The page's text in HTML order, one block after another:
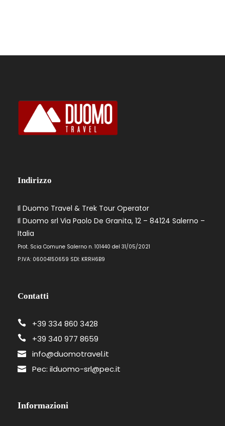
Indirizzo
Il Duomo Travel & Trek Tour Operator
Il Duomo srl Via Paolo De Granita, 12 – 84124 Salerno –
Italia
Prot. Scia Comune Salerno n. 101440 del 31/05/2021
P.IVA: 06004150659 SDI: KRRH6B9
Contatti
+39 334 860 3428
+39 340 977 8659
info@duomotravel.it
Pec: ilduomo-srl@pec.it
Informazioni